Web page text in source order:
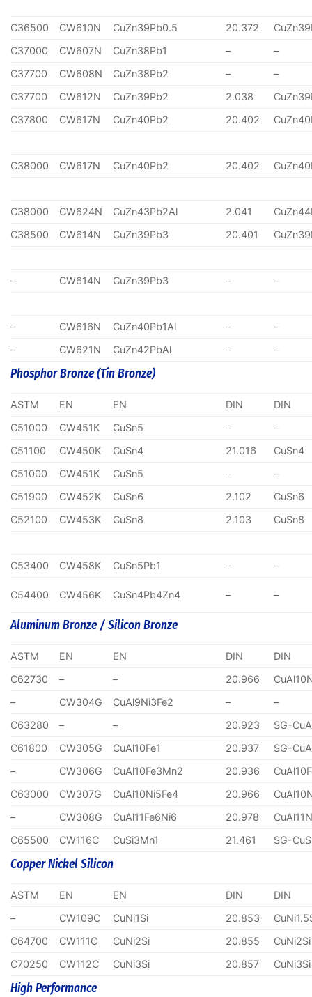
C36500 CW610N CuZn39Pb0.5 20.372
C37000
CW607N CuZn38Pb1 –
–
C37700
CW608N CuZn38Pb2 –
–
C37700
CW612N CuZn39Pb2 2.038
C37800
CW617N CuZn40Pb2 20.402
C38000 CW617N CuZn40Pb2 20.402
C38000 CW624N CuZn43Pb2Al 2.041
C38500
CW614N CuZn39Pb3 20.401
– CW614N CuZn39Pb3 – –
– CW616N CuZn40Pb1Al –
–
–
CW621N CuZn42PbAl – –
Phosphor Bronze (Tin Bronze)
ASTM EN EN DIN
DIN
C51000
CW451K CuSn5 –
–
C51100
CW450K CuSn4 21.016
CuSn4
C51000
CW451K CuSn5 –
–
C51900
CW452K CuSn6 2.102
CuSn6
C52100
CW453K CuSn8 2.103 CuSn8
C53400 CW458K CuSn5Pb1 – –
C54400 CW456K CuSn4Pb4Zn4 – –
Aluminum Bronze / Silicon Bronze
ASTM EN EN DIN
DIN
C62730
– – 20.966
–
CW304G CuAl9Ni3Fe2 –
–
C63280
– – 20.923
SG-
C61800
CW305G CuAl10Fe1 20.937
SG-
–
CW306G CuAl10Fe3Mn2 20.936
C63000
CW307G CuAl10Ni5Fe4 20.966
–
CW308G CuAl11Fe6Ni6 20.978
C65500
CW116C CuSi3Mn1 21.461 SG-
Copper Nickel Silicon
ASTM EN EN DIN
DIN
–
CW109C CuNi1Si 20.853
C64700
CW111C CuNi2Si 20.855
CuNi2Si
C70250
CW112C CuNi3Si 20.857 CuNi3Si
High Performance